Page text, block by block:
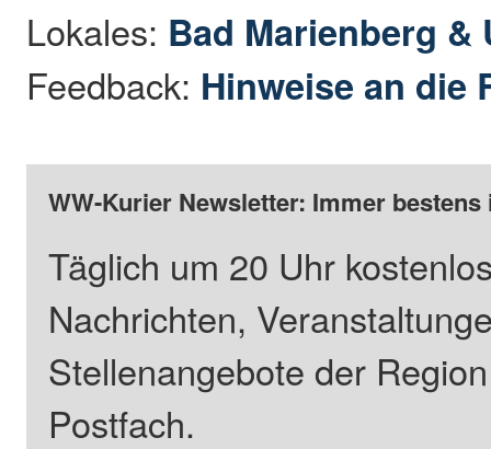
Lokales: Bad Marienberg &
Feedback: Hinweise an die
WW-Kurier Newsletter: Immer
Täglich um 20 Uhr
Nachrichten,
Stellenangebote der
Postfach.